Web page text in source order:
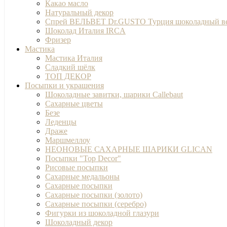
Какао масло
Натуральный декор
Спрей ВЕЛЬВЕТ Dr.GUSTO Турция шоколадный
Шоколад Италия IRCA
Фризер
Мастика
Мастика Италия
Сладкий шёлк
ТОП ДЕКОР
Посыпки и украшения
Шоколадные завитки, шарики Callebaut
Сахарные цветы
Безе
Леденцы
Драже
Маршмеллоу
НЕОНОВЫЕ САХАРНЫЕ ШАРИКИ GLICAN
Посыпки "Top Decor"
Рисовые посыпки
Сахарные медальоны
Сахарные посыпки
Сахарные посыпки (золото)
Сахарные посыпки (серебро)
Фигурки из шоколадной глазури
Шоколадный декор